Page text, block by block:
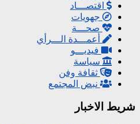
اقتصـــاد
جهويات
صحـــة
أعمـــدة الـــرأي
فيديـــو
سياسة
ثقافة وفن
نبض المجتمع
شريط الاخبار